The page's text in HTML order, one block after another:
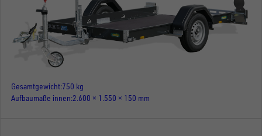
Gesamtgewicht 750 kg
Aufbaumaße innen 2.600 × 1.550 × 150 mm